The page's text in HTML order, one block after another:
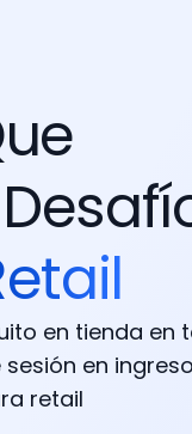
en tienda en
en
retail